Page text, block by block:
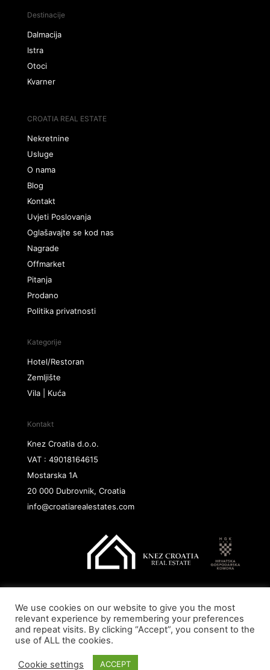
Destinacije
Dalmacija
Istra
Otoci
Kvarner
CROATIA REAL ESTATE
Nekretnine
Usluge
O nama
Blog
Kontakt
Uvjeti Poslovanja
Oglašavajte se kod nas
Nagrade
Offmarket
Pitanja
Prodano
Politika privatnosti
Kategorije
Hotel/Restoran
Zemljište
Vila | Kuća
Kontakt
Knez Croatia d.o.o.
VAT : 49018164615
Mostarska 1A
20 000 Dubrovnik, Croatia
info@croatiarealestates.com
Copyright@ 2026 Knez Croatia d.o.o.
We use cookies on our website to give you the most
relevant experience by remembering your preferences
and repeat visits. By clicking “Accept”, you consent to the
use of ALL the cookies.
Cookie settings ACCEPT